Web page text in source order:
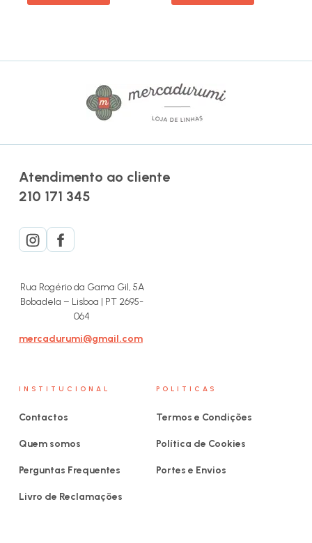
Atendimento ao cliente
210 171 345
Rua Rogério da Gama Gil, 5A
Bobadela – Lisboa | PT 2695-
064
mercadurumi@gmail.com
INSTITUCIONAL
Contactos
Quem somos
Perguntas Frequentes
Livro de Reclamações
POLITICAS
Termos e Condições
Política de Cookies
Portes e Envios